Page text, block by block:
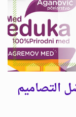
التصاميم